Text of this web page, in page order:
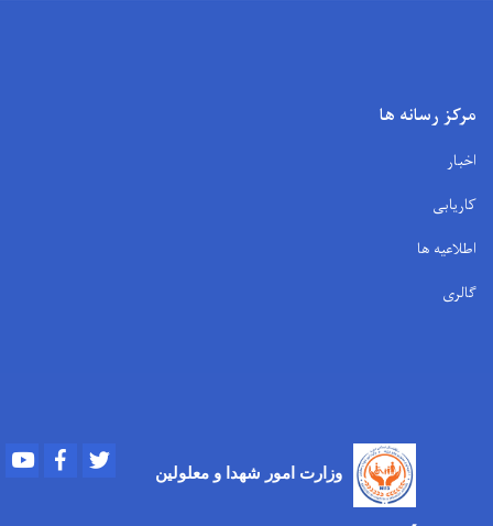
مرکز رسانه ها
اخبار
کاریابی
اطلاعیه ها
گالری
وزارت امور شهدا و معلولین
Youtube Facebook